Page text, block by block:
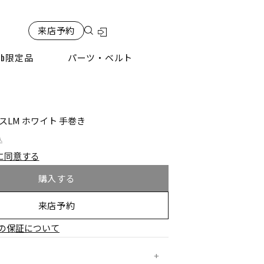
来店予約
限定品 パーツ・ベルト
LM ホワイト 手巻き
同意する
購入する
来店予約
保証について